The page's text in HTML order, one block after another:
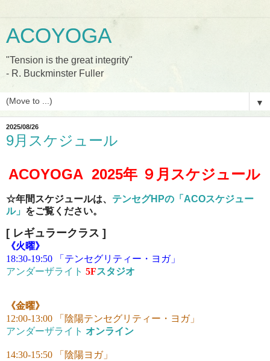
ACOYOGA
"Tension is the great integrity"
- R. Buckminster Fuller
▼
2025/08/26
9月スケジュール
ACOYOGA 2025年 ９ 月スケジュール
☆年間スケジュールは、 テンセグHPの「ACOスケジュー
ル」 をご覧ください。
[ レギュラークラス ]
《火曜》
18:30-19:50 「テンセグリティー・ヨガ」
アンダーザライト 5Fスタジオ
《金曜》
12:00-13:00 「陰陽テンセグリティー・ヨガ」
アンダーザライト オンライン
14:30-15:50 「陰陽ヨガ」